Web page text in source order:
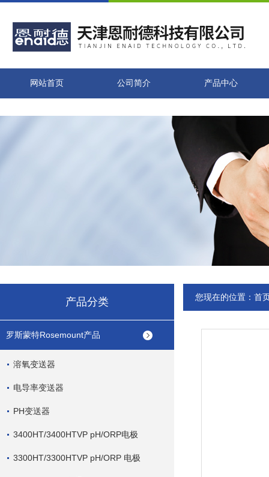
网站首页 公司简介 产品中心
产品分类
罗斯蒙特Rosemount产品
溶氧变送器
电导率变送器
PH变送器
3400HT/3400HTVP pH/ORP电极
3300HT/3300HTVP pH/ORP 电极
您现在的位置： 首